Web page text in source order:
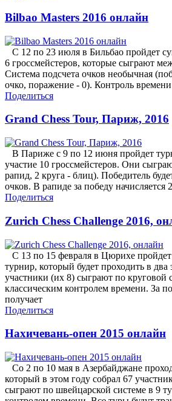
Bilbao Masters 2016 онлайн
С 12 по 23 июля в Бильбао пройдет
6 гроссмейстеров, которые сыграют
Система подсчета очков необычная
очко, поражение - 0). Контроль времени
Поделиться
Grand Chess Tour, Париж, 2016
В Париже с 9 по 12 июня пройдет
участие 10 гроссмейстеров. Они
рапид, 2 круга - блиц). Победитель
очков. В рапиде за победу начисляется 2
Поделиться
Zurich Chess Challenge 2016,
С 13 по 15 февраля в Цюрихе
турнир, который будет проходить в два
участники (их 8) сыграют по круговой
классическим контролем времени. За
получает
Поделиться
Нахичевань-опен 2015 онлайн
Со 2 по 10 мая в Азербайджане
который в этом году собрал 67
сыграют по швейцарской системе в 9